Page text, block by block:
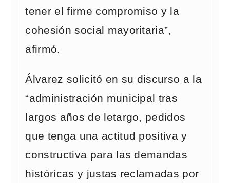
tener el firme compromiso y la
cohesión social mayoritaria”,
afirmó.
Álvarez solicitó en su discurso a la
“administración municipal tras
largos años de letargo, pedidos
que tenga una actitud positiva y
constructiva para las demandas
históricas y justas reclamadas por